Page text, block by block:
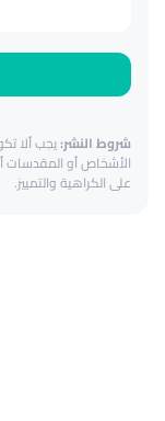
شروط النشر:يجب ألا
الأشخاص أو المقدسات
على الكراهية والتمييز.